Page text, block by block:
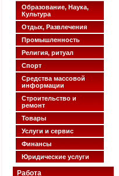
Образование, Наука,
Культура
Отдых, Развлечения
Промышленность
Религия, ритуал
Спорт
Средства массовой
информации
Строительство и
ремонт
Товары
Услуги и сервис
Финансы
Юридические услуги
Работа